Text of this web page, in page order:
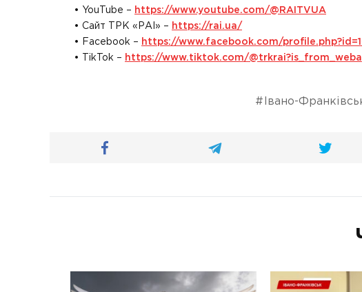
• YouTube – https://www.youtube.com/@RAITVUA
• Сайт ТРК «РАІ» – https://rai.ua/
• Facebook – https://www.facebook.com/
• TikTok – https://www.tiktok.com/
Івано-